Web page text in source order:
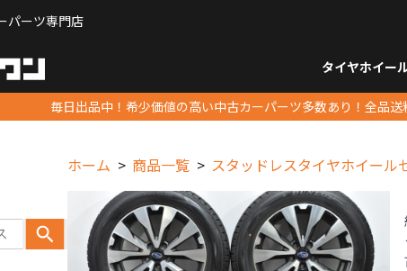
パーツ専門店
タイヤホイー
毎日出品中！希少価値の高い中古カーパーツ多数あり！全品送
ホーム 商品一覧 スタッドレスタイヤホイール